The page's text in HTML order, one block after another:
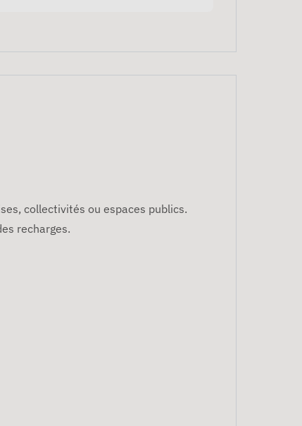
collectivités ou espaces publics.
recharges.